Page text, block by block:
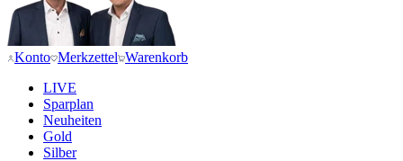
Konto Merkzettel Warenkorb
LIVE
Sparplan
Neuheiten
Gold
Silber